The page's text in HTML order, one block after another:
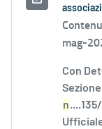
mag-
Con
n